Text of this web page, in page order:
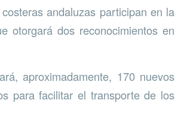
andaluzas participan en la
otorgará dos reconocimientos en
aproximadamente, 170 nuevos
para facilitar el transporte de los